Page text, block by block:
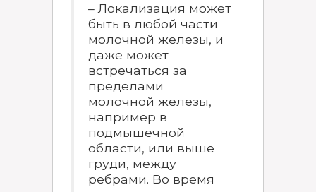
– Локализация может
быть в любой части
молочной железы, и
даже может
встречаться за
пределами
молочной железы,
например в
подмышечной
области, или выше
груди, между
ребрами. Во время